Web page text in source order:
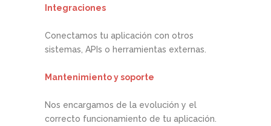
Integraciones
Conectamos tu aplicación con otros
sistemas, APIs o herramientas externas.
Mantenimiento y soporte
Nos encargamos de la evolución y el
correcto funcionamiento de tu aplicación.